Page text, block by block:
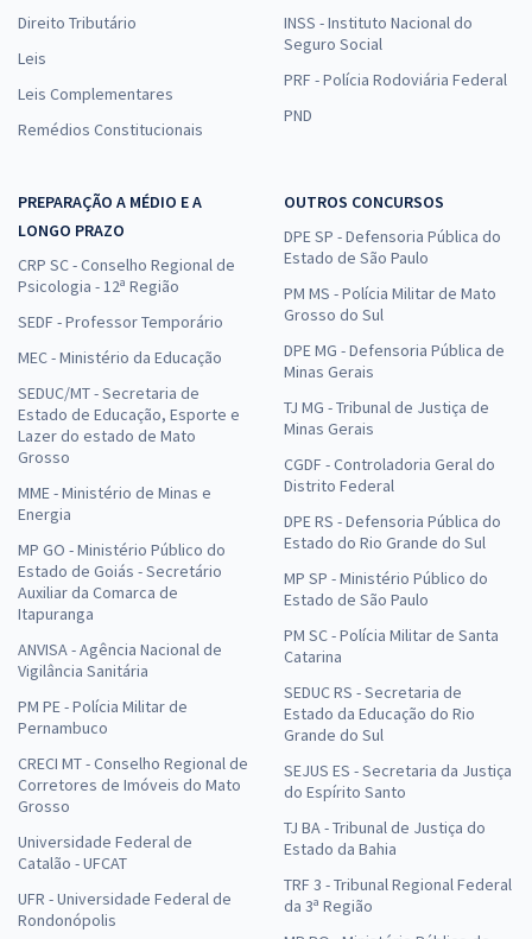
Direito Tributário
Leis
Leis Complementares
Remédios Constitucionais
INSS - Instituto Nacional do
Seguro Social
PRF - Polícia Rodoviária Federal
PND
PREPARAÇÃO A MÉDIO E A
LONGO PRAZO
CRP SC - Conselho Regional de
Psicologia - 12ª Região
SEDF - Professor Temporário
MEC - Ministério da Educação
SEDUC/MT - Secretaria de
Estado de Educação, Esporte e
Lazer do estado de Mato
Grosso
MME - Ministério de Minas e
Energia
MP GO - Ministério Público do
Estado de Goiás - Secretário
Auxiliar da Comarca de
Itapuranga
ANVISA - Agência Nacional de
Vigilância Sanitária
PM PE - Polícia Militar de
Pernambuco
CRECI MT - Conselho Regional de
Corretores de Imóveis do Mato
Grosso
Universidade Federal de
Catalão - UFCAT
UFR - Universidade Federal de
Rondonópolis
OUTROS CONCURSOS
DPE SP - Defensoria Pública do
Estado de São Paulo
PM MS - Polícia Militar de Mato
Grosso do Sul
DPE MG - Defensoria Pública de
Minas Gerais
TJ MG - Tribunal de Justiça de
Minas Gerais
CGDF - Controladoria Geral do
Distrito Federal
DPE RS - Defensoria Pública do
Estado do Rio Grande do Sul
MP SP - Ministério Público do
Estado de São Paulo
PM SC - Polícia Militar de Santa
Catarina
SEDUC RS - Secretaria de
Estado da Educação do Rio
Grande do Sul
SEJUS ES - Secretaria da Justiça
do Espírito Santo
TJ BA - Tribunal de Justiça do
Estado da Bahia
TRF 3 - Tribunal Regional Federal
da 3ª Região